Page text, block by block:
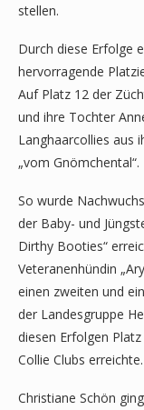
stellen.
Durch diese Erfolge
hervorragende
Auf Platz 12 der
und ihre Tochter
Langhaarcollies aus
„vom Gnömchental“.
So wurde
der Baby- und
Dirthy Booties“
Veteranenhündin
einen zweiten und
der Landesgruppe
diesen Erfolgen
Collie Clubs erreichte.
Christiane Schön